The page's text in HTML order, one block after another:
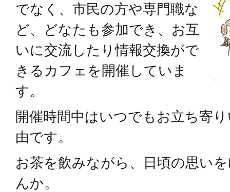
でなく、市民の方や専門職な
ど、どなたも参加でき、お互
いに交流したり情報交換がで
きるカフェを開催していま
す。
開催時間中はいつでもお立ち寄
由です。
お茶を飲みながら、日頃の思い
んか。